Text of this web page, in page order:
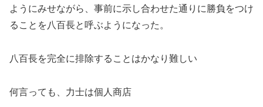
ようにみせながら、事前に示し合わせた通りに勝負をつけ
ることを八百長と呼ぶようになった。
八百長を完全に排除することはかなり難しい
何言っても、力士は個人商店